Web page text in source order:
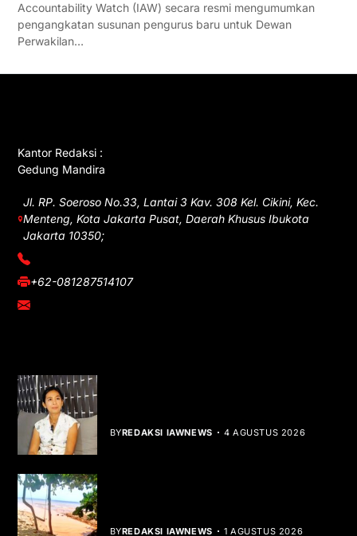
Accountability Watch (IAW) secara resmi mengumumkan
pengangkatan susunan pengurus baru untuk Dewan
Perwakilan…
Kantor Redaksi :
Gedung Mandira
Jl. RP. Soeroso No.33, Lantai 3 Kav. 308 Kel. Cikini, Kec.
Menteng, Kota Jakarta Pusat, Daerah Khusus Ibukota
Jakarta 10350;
(021) 3908026
+62-081287514107
adm@iawnews.com
BYREDAKSI IAWNEWS 4 AGUSTUS 2026
BYREDAKSI IAWNEWS 1 AGUSTUS 2026